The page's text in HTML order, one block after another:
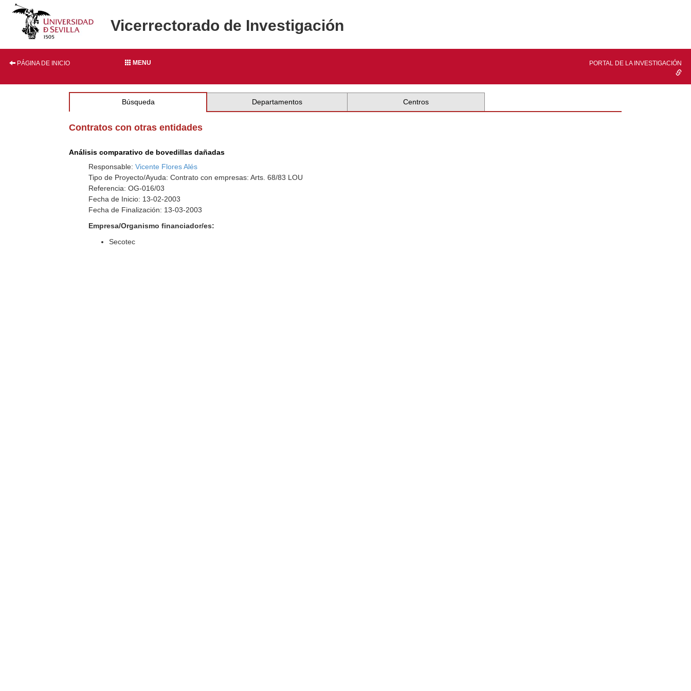
Vicerrectorado de Investigación
PÁGINA DE INICIO MENU PORTAL DE LA INVESTIGACIÓN
Búsqueda Departamentos Centros
Contratos con otras entidades
Análisis comparativo de bovedillas dañadas
Responsable:Vicente Flores Alés
Tipo de Proyecto/Ayuda: Contrato con empresas: Arts. 68/83 LOU
Referencia: OG-016/03
Fecha de Inicio: 13-02-2003
Fecha de Finalización: 13-03-2003
Empresa/Organismo financiador/es:
Secotec